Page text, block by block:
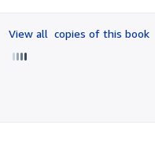
of
5
View all copies of this book